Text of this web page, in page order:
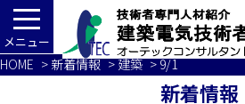
メニュー
HOME > 新着情報 >建築 > 9/1
新着情報